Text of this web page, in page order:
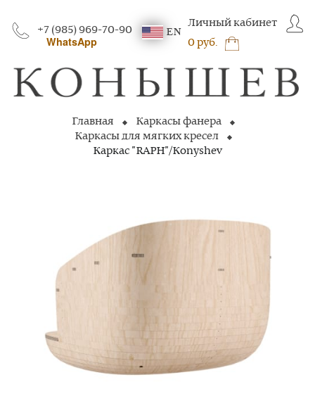
+7 (985) 969-70-90
WhatsApp
EN
Личный кабинет
0 руб.
Главная
Каркасы фанера
Каркасы для мягких кресел
Каркас "RAPH"/Konyshev